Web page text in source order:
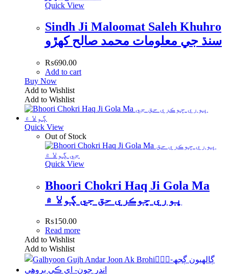
Quick View
Sindh Ji Maloomat Saleh Khuhro
سنڌ جي معلومات محمد صالح کھڙو
₨690.00
Add to cart
Buy Now
Add to Wishlist
Add to Wishlist
Quick View
Out of Stock
Quick View
Bhoori Chokri Haq Ji Gola Ma
ڀوري ڇوڪري حق جي ڳولا ۾
₨150.00
Read more
Add to Wishlist
Add to Wishlist